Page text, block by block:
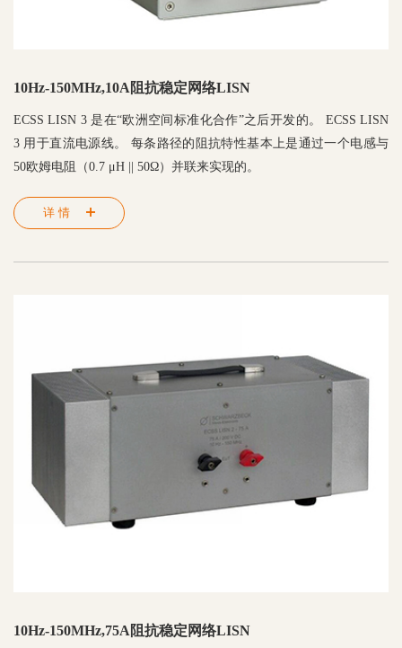
10Hz-150MHz,10A阻抗稳定网络LISN
ECSS LISN 3 是在“欧洲空间标准化合作”之后开发的。 ECSS LISN
3 用于直流电源线。 每条路径的阻抗特性基本上是通过一个电感与
50欧姆电阻（0.7 μH || 50Ω）并联来实现的。
详情
10Hz-150MHz,75A阻抗稳定网络LISN